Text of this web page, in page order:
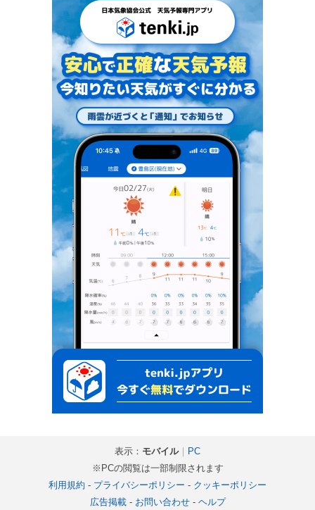
表示： モバイル｜ PC
※PCの閲覧は一部制限されます
利用規約 - プライバシーポリシー - クッキーポリシー
広告掲載- お問い合わせ- ヘルプ